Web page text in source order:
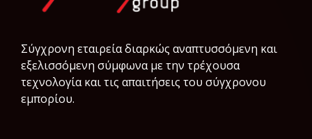
Σύγχρονη εταιρεία διαρκώς αναπτυσσόμενη και
εξελισσόμενη σύμφωνα µε την τρέχουσα
τεχνολογία και τις απαιτήσεις του σύγχρονου
εμπορίου.